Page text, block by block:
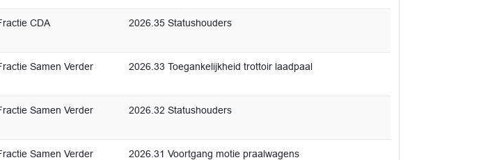
CDA 2026.35 Statushouders
Samen Verder 2026.33 Toegankelijkheid trottoir laadpaal
Samen Verder 2026.32 Statushouders
Samen Verder 2026.31 Voortgang motie praalwagens